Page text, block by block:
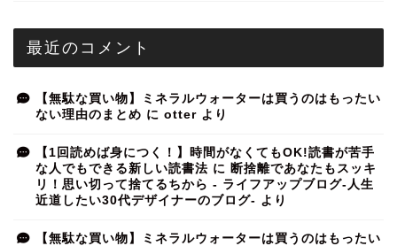
最近のコメント
【無駄な買い物】ミネラルウォーターは買うのはもったい
ない理由のまとめ に otter より
【1回読めば身につく！】時間がなくてもOK!読書が苦手
な人でもできる新しい読書法 に 断捨離であなたもスッキ
リ！思い切って捨てるちから - ライフアップブログ-人生
近道したい30代デザイナーのブログ- より
【無駄な買い物】ミネラルウォーターは買うのはもったい